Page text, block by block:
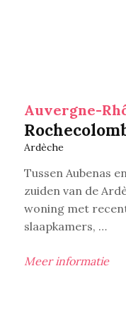
Auvergne-
Ardèche
Tussen Aubenas
zuiden van de
woning met
slaapkamers, …
Meer informatie